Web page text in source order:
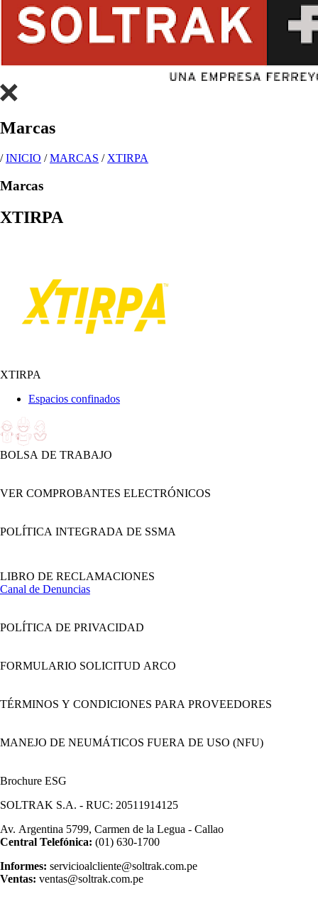
Marcas
/INICIO /MARCAS / XTIRPA
Marcas
XTIRPA
XTIRPA
Espacios confinados
BOLSA DE TRABAJO
VER COMPROBANTES ELECTRÓNICOS
POLÍTICA INTEGRADA DE SSMA
LIBRO DE RECLAMACIONES
Canal de Denuncias
POLÍTICA DE PRIVACIDAD
FORMULARIO SOLICITUD ARCO
TÉRMINOS Y CONDICIONES PARA PROVEEDORES
MANEJO DE NEUMÁTICOS FUERA DE USO (NFU)
Brochure ESG
SOLTRAK S.A. - RUC: 20511914125
Av. Argentina 5799, Carmen de la Legua - Callao
Central Telefónica: (01) 630-1700
Informes: servicioalcliente@soltrak.com.pe
Ventas: ventas@soltrak.com.pe